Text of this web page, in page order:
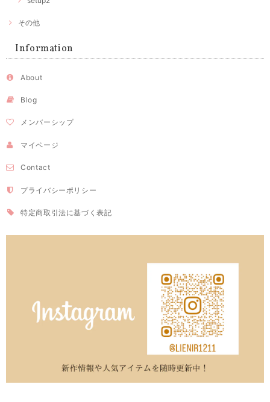
その他
Information
About
Blog
メンバーシップ
マイページ
Contact
プライバシーポリシー
特定商取引法に基づく表記